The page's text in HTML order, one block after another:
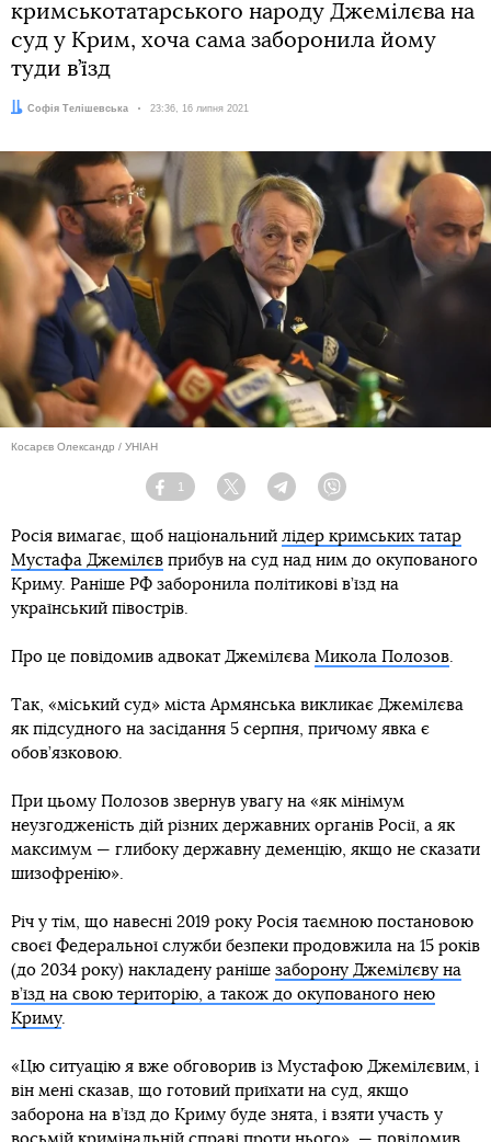
кримськотатарського народу Джемілєва на
суд у Крим, хоча сама заборонила йому
туди в’їзд
Автор:
Софія Телішевська Дата:
23:36, 16 липня 2021
Косарєв Олександр / УНІАН
Facebook
1
Twitter TelegramViber
Росія вимагає, щоб національний лідер кримських татар
Мустафа Джемілєв прибув на суд над ним до окупованого
Криму. Раніше РФ заборонила політикові в’їзд на
український півострів.
Про це повідомив адвокат Джемілєва Микола Полозов.
Так, «міський суд» міста Армянська викликає Джемілєва
як підсудного на засідання 5 серпня, причому явка є
обов’язковою.
При цьому Полозов звернув увагу на «як мінімум
неузгодженість дій різних державних органів Росії, а як
максимум — глибоку державну деменцію, якщо не сказати
шизофренію».
Річ у тім, що навесні 2019 року Росія таємною постановою
своєї Федеральної служби безпеки продовжила на 15 років
(до 2034 року) накладену раніше заборону Джемілєву на
в’їзд на свою територію, а також до окупованого нею
Криму.
«Цю ситуацію я вже обговорив із Мустафою Джемілєвим, і
він мені сказав, що готовий приїхати на суд, якщо
заборона на в’їзд до Криму буде знята, і взяти участь у